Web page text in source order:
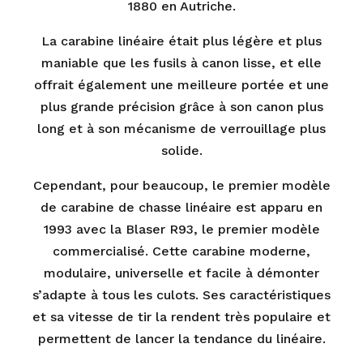
1880 en Autriche.
La carabine linéaire était plus légère et plus
maniable que les fusils à canon lisse, et elle
offrait également une meilleure portée et une
plus grande précision grâce à son canon plus
long et à son mécanisme de verrouillage plus
solide.
Cependant, pour beaucoup, le premier modèle
de carabine de chasse linéaire est apparu en
1993 avec la Blaser R93, le premier modèle
commercialisé. Cette carabine moderne,
modulaire, universelle et facile à démonter
s’adapte à tous les culots. Ses caractéristiques
et sa vitesse de tir la rendent très populaire et
permettent de lancer la tendance du linéaire.